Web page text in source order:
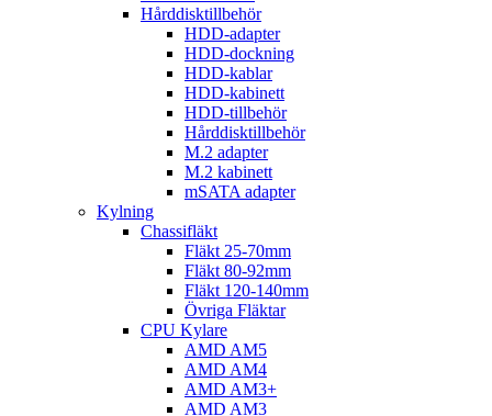
Hårddisktillbehör
HDD-adapter
HDD-dockning
HDD-kablar
HDD-kabinett
HDD-tillbehör
Hårddisktillbehör
M.2 adapter
M.2 kabinett
mSATA adapter
Kylning
Chassifläkt
Fläkt 25-70mm
Fläkt 80-92mm
Fläkt 120-140mm
Övriga Fläktar
CPU Kylare
AMD AM5
AMD AM4
AMD AM3+
AMD AM3